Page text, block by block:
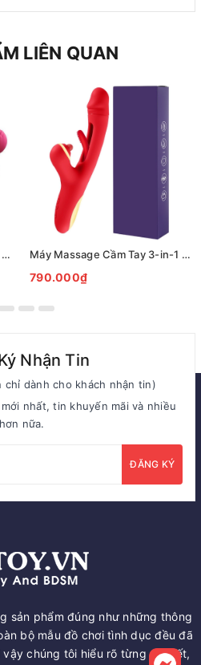
LIÊN QUAN
Dildo Les Đeo Hông Có Rung Điều Khiển Bluetooth Qua App Máy Massage Cầm Tay 3-in-1 Rung Hút Vảy Khế 7 Chế Độ
790.000₫
Nhận Tin
chỉ dành cho khách nhận tin)
nhất, tin khuyến mãi và nhiều
hơn nữa.
ĐĂNG KÝ
sản phẩm đúng như những thông
bộ mẫu đồ chơi tình dục đều đã
chúng tôi hiểu rõ từng chi tiết,